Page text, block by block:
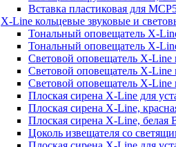
Вставка пластиковая для
X-Line кольцевые звуковые и
Тональный оповещатель X-
Тональный оповещатель X-
Световой оповещатель X-Line
Световой оповещатель X-
Световой оповещатель X-
Плоская сирена X-Line для
Плоская сирена X-Line,
Плоская сирена X-Line,
Цоколь извещателя со